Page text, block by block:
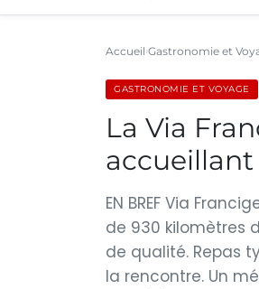
Accueil Gastronomie et
GASTRONOMIE ET VOYAGE
La Via
EN BREF Via
de 930 kilomètres
de qualité. Repas
la rencontre. Un